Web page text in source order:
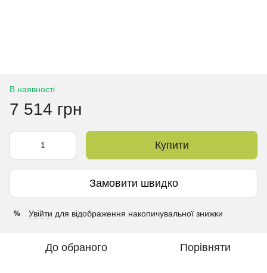
В наявності
7 514 грн
Купити
Замовити швидко
% Увійти для відображення накопичувальної знижки
До обраного Порівняти